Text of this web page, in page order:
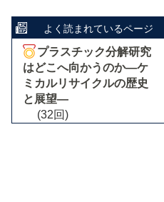
よく読まれているページ
プラスチック分解研究
はどこへ向かうのか―ケ
ミカルリサイクルの歴史
と展望―
(32回)